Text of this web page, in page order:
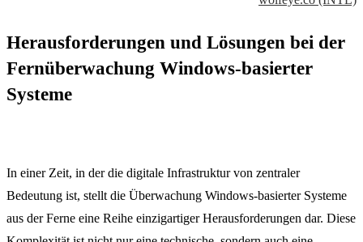
Herausforderungen und Lösungen bei der
Fernüberwachung Windows-basierter
Systeme
In einer Zeit, in der die digitale Infrastruktur von zentraler
Bedeutung ist, stellt die Überwachung Windows-basierter Systeme
aus der Ferne eine Reihe einzigartiger Herausforderungen dar. Diese